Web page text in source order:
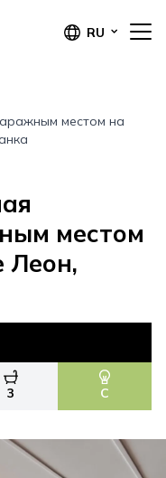
RU
местом на
местом
Леон,
3 C